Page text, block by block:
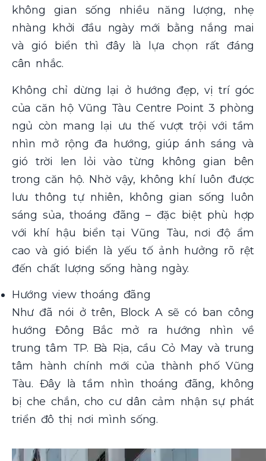
không gian sống nhiều năng lượng, nhẹ
nhàng khởi đầu ngày mới bằng nắng mai
và gió biển thì đây là lựa chọn rất đáng
cân nhắc.
Không chỉ dừng lại ở hướng đẹp, vị trí góc
của căn hộ Vũng Tàu Centre Point 3 phòng
ngủ còn mang lại ưu thế vượt trội với tầm
nhìn mở rộng đa hướng, giúp ánh sáng và
gió trời len lỏi vào từng không gian bên
trong căn hộ. Nhờ vậy, không khí luôn được
lưu thông tự nhiên, không gian sống luôn
sáng sủa, thoáng đãng – đặc biệt phù hợp
với khí hậu biển tại Vũng Tàu, nơi độ ẩm
cao và gió biển là yếu tố ảnh hưởng rõ rệt
đến chất lượng sống hàng ngày.
Hướng view thoáng đãng
Như đã nói ở trên, Block A sẽ có ban công
hướng Đông Bắc mở ra hướng nhìn về
trung tâm TP. Bà Rịa, cầu Cỏ May và trung
tâm hành chính mới của thành phố Vũng
Tàu. Đây là tầm nhìn thoáng đãng, không
bị che chắn, cho cư dân cảm nhận sự phát
triển đô thị nơi mình sống.